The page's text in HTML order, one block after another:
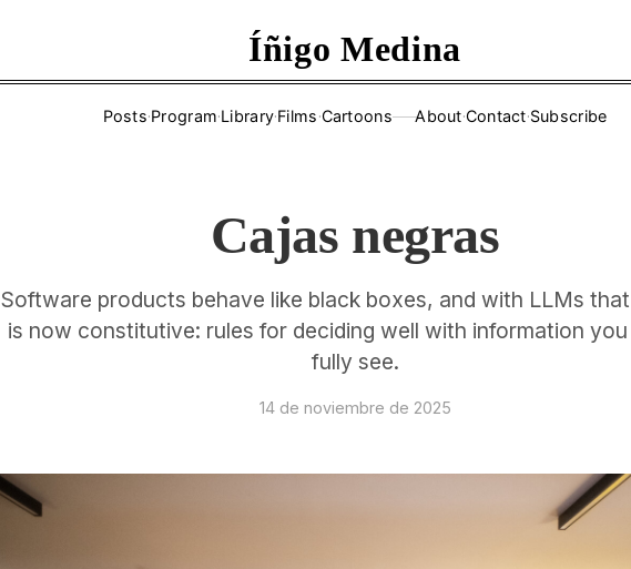
Íñigo Medina
Posts·Program·Library·Films·Cartoons——About·Contact·Subscribe
Cajas negras
Software products behave like black boxes, and with LLMs
is now constitutive: rules for deciding well with information
fully see.
14 de noviembre de 2025